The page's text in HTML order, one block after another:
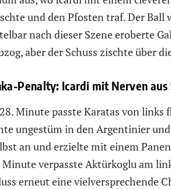
und den Pfosten traf. Der
nach dieser Szene eroberte
aber der Schuss zischte über
Penalty: Icardi mit Nerven aus
Minute passte Karatas von
ungestüm in den Argentinier
an und erzielte mit einem
Minute verpasste Aktürkoglu am
erneut eine vielversprechende